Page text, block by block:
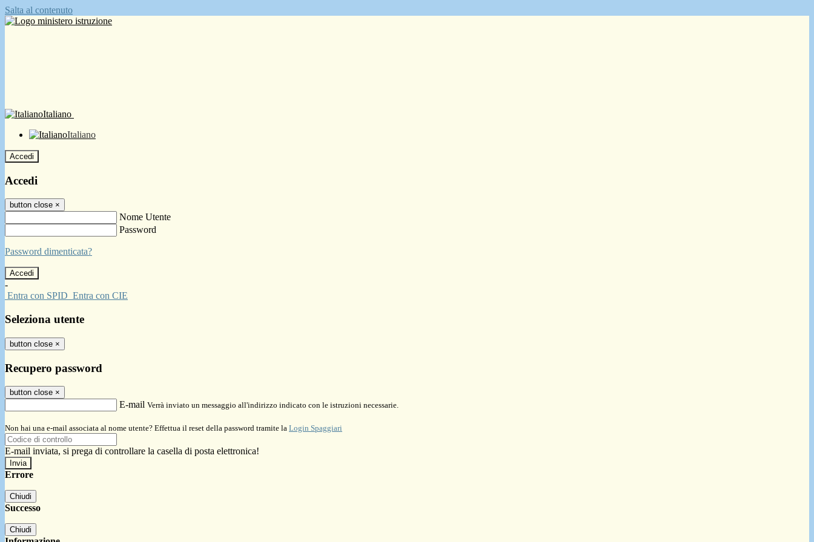
Salta al contenuto
Italiano
Italiano
Accedi
Accedi
button close ×
Nome Utente
Password
Password dimenticata?
-
Entra con SPID Entra con CIE
Seleziona utente
button close ×
Recupero password
button close ×
E-mail Verrà inviato un messaggio all'indirizzo indicato con le istruzioni necessarie.
Non hai una e-mail associata al nome utente? Effettua il reset della password tramite la Login Spaggiari
E-mail inviata, si prega di controllare la casella di posta elettronica!
Errore
Chiudi
Successo
Chiudi